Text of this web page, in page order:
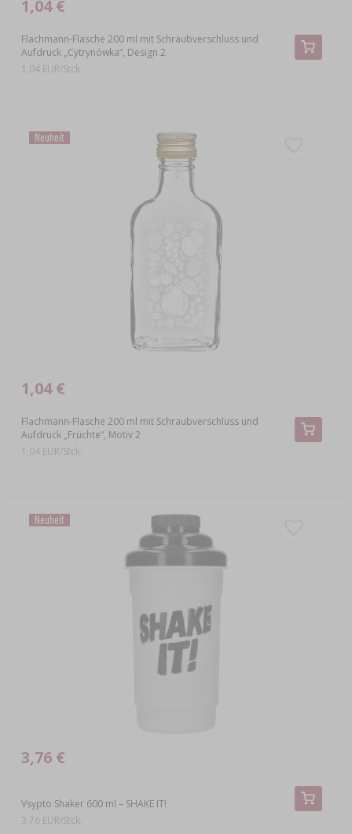
Flachmann-Flasche 200 ml mit Schraubverschluss und
Aufdruck „Cytrynówka“, Design 2
1,04 €
1,04 EUR/Stck.
Neuheit
Flachmann-Flasche 200 ml mit Schraubverschluss und
Aufdruck „Früchte“, Motiv 2
1,04 €
1,04 EUR/Stck.
Neuheit
Vsypto Shaker 600 ml – SHAKE IT!
3,76 €
3,76 EUR/Stck.